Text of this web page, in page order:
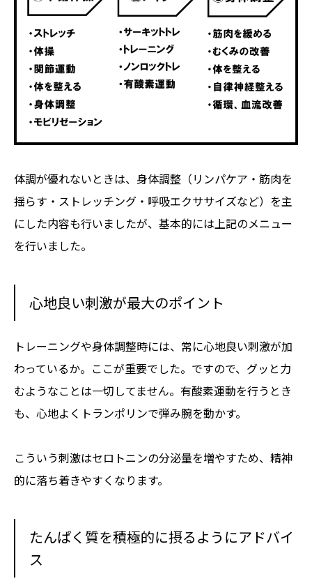
体調が優れないときは、身体調整（リンパケア・筋肉を
揺らす・ストレッチング・呼吸エクササイズなど）を主
にした内容も行いましたが、基本的には上記のメニュー
を行いました。
心地良い刺激が最大のポイント
トレーニングや身体調整時には、常に心地良い刺激が加
わっているか。ここが重要でした。ですので、グッと力
むようなことは一切してません。有酸素運動を行うとき
も、心地よくトランポリンで弾み腕を動かす。
こういう刺激はセロトニンの分泌量を増やすため、精神
的に落ち着きやすくなります。
たんぱく質を積極的に摂るようにアドバイ
ス